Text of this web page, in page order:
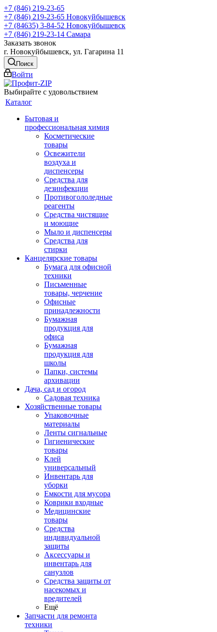
+7 (846) 219-23-65
+7 (846) 219-23-65 Новокуйбышевск
+7 (84635) 3-84-52 Новокуйбышевск
+7 (846) 219-23-14 Самара
Заказать звонок
г. Новокуйбышевск, ул. Гагарина 11
Поиск
Войти
Выбирайте с удовольствием
Каталог
Бытовая и
профессиональная химия
Косметические
товары
Освежители
воздуха и
диспенсеры
Средства для
дезинфекции
Противогололедные
реагенты
Средства чистящие
и моющие
Мыло и диспенсеры
Средства для
стирки
Канцелярские товары
Бумага для офисной
техники
Письменные
товары, черчение
Офисные
принадлежности
Бумажная
продукция для
офиса
Бумажная
продукция для
школы
Папки, системы
архивации
Дача, сад и огород
Садовая техника
Хозяйственные товары
Упаковочные
материалы
Ленты сигнальные
Гигиенические
товары
Клей
универсальный
Инвентарь для
уборки
Емкости для мусора
Коврики входные
Медицинские
товары
Средства
индивидуальной
защиты
Аксессуары и
инвентарь для
санузлов
Средства защиты от
насекомых и
вредителей
Ещё
Запчасти для ремонта
техники